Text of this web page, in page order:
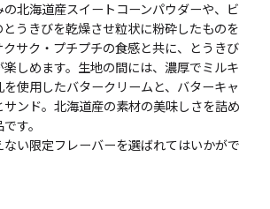
北海道産スイートコーンパウダーや、ビ
うきびを乾燥させ粒状に粉砕したものを
サク・プチプチの食感と共に、とうきび
しめます。生地の間には、濃厚でミルキ
使用したバタークリームと、バターキャ
ンド。北海道産の素材の美味しさを詰め
す。
い限定フレーバーを選ばれてはいかがで